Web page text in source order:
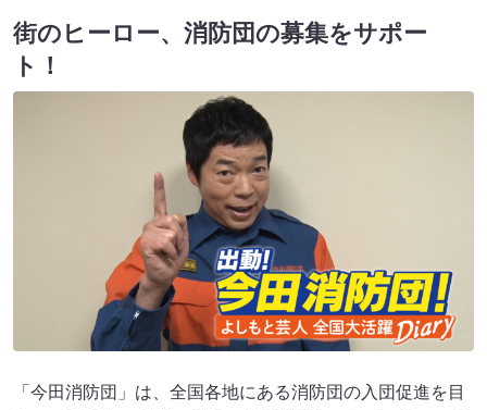
街のヒーロー、消防団の募集をサポー
ト！
「今田消防団」は、全国各地にある消防団の入団促進を目